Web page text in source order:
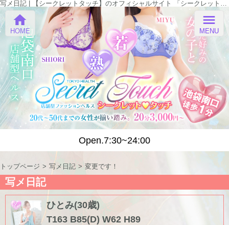
写メ日記 | 【シークレットタッチ】のオフィシャルサイト 「シークレットタッチ」
Open.7:30~24:00
home
HOME
menu
MENU
トップページ 写メ日記 変更です！
写メ日記
ひとみ(30歳)
T163 B85(D) W62 H89